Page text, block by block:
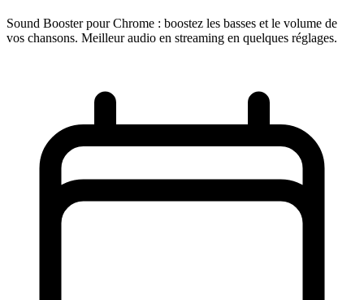
Sound Booster pour Chrome : boostez les basses et le volume de
vos chansons. Meilleur audio en streaming en quelques réglages.